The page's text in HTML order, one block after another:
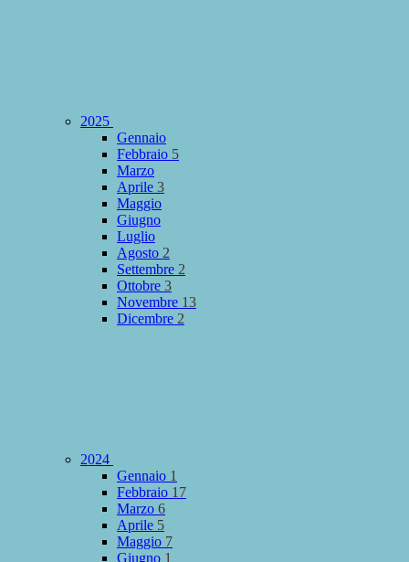
2025
Gennaio
Febbraio 5
Marzo
Aprile 3
Maggio
Giugno
Luglio
Agosto 2
Settembre 2
Ottobre 3
Novembre 13
Dicembre 2
2024
Gennaio 1
Febbraio 17
Marzo 6
Aprile 5
Maggio 7
Giugno 1